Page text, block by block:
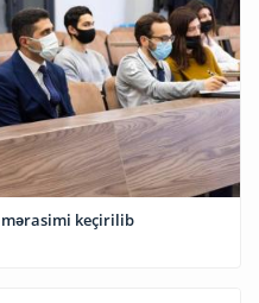
mərasimi keçirilib